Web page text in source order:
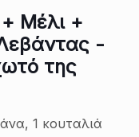
Μέλι +
-
της
1 κουταλιά